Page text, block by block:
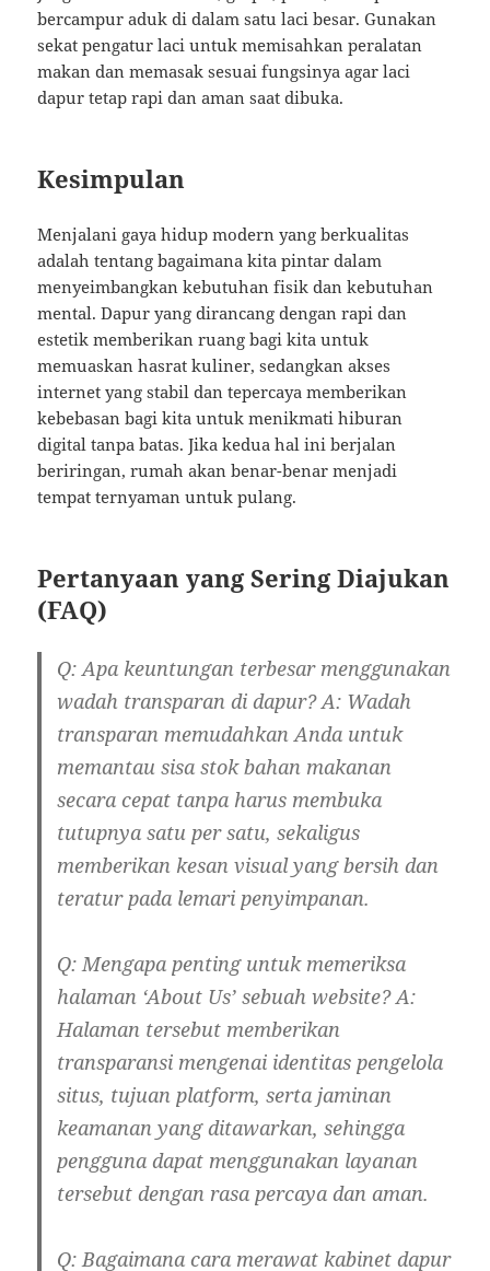
bercampur aduk di dalam satu laci besar. Gunakan
sekat pengatur laci untuk memisahkan peralatan
makan dan memasak sesuai fungsinya agar laci
dapur tetap rapi dan aman saat dibuka.
Kesimpulan
Menjalani gaya hidup modern yang berkualitas
adalah tentang bagaimana kita pintar dalam
menyeimbangkan kebutuhan fisik dan kebutuhan
mental. Dapur yang dirancang dengan rapi dan
estetik memberikan ruang bagi kita untuk
memuaskan hasrat kuliner, sedangkan akses
internet yang stabil dan tepercaya memberikan
kebebasan bagi kita untuk menikmati hiburan
digital tanpa batas. Jika kedua hal ini berjalan
beriringan, rumah akan benar-benar menjadi
tempat ternyaman untuk pulang.
Pertanyaan yang Sering Diajukan
(FAQ)
Q: Apa keuntungan terbesar menggunakan
wadah transparan di dapur?A: Wadah
transparan memudahkan Anda untuk
memantau sisa stok bahan makanan
secara cepat tanpa harus membuka
tutupnya satu per satu, sekaligus
memberikan kesan visual yang bersih dan
teratur pada lemari penyimpanan.
Q: Mengapa penting untuk memeriksa
halaman ‘About Us’ sebuah website?A:
Halaman tersebut memberikan
transparansi mengenai identitas pengelola
situs, tujuan platform, serta jaminan
keamanan yang ditawarkan, sehingga
pengguna dapat menggunakan layanan
tersebut dengan rasa percaya dan aman.
Q: Bagaimana cara merawat kabinet dapur